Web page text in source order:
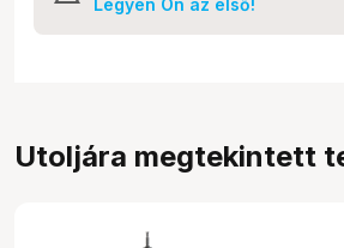
Utoljára megtekintett